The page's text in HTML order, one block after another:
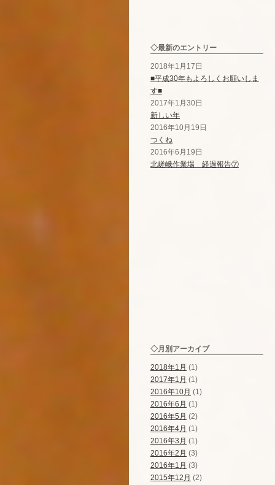
◇最新のエントリー
2018年1月17日
■平成30年もよろしくお願いしま
す■
2017年1月30日
新しい年
2016年10月19日
つくね
2016年6月19日
北嵯峨作業場 経過報告⑦
◇月別アーカイブ
2018年1月 (1)
2017年1月 (1)
2016年10月 (1)
2016年6月 (1)
2016年5月 (2)
2016年4月 (1)
2016年3月 (1)
2016年2月 (3)
2016年1月 (3)
2015年12月 (2)